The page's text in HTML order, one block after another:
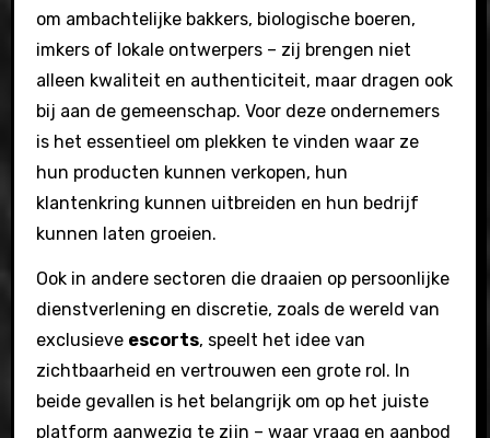
om ambachtelijke bakkers, biologische boeren,
imkers of lokale ontwerpers – zij brengen niet
alleen kwaliteit en authenticiteit, maar dragen ook
bij aan de gemeenschap. Voor deze ondernemers
is het essentieel om plekken te vinden waar ze
hun producten kunnen verkopen, hun
klantenkring kunnen uitbreiden en hun bedrijf
kunnen laten groeien.
Ook in andere sectoren die draaien op persoonlijke
dienstverlening en discretie, zoals de wereld van
exclusieve escorts, speelt het idee van
zichtbaarheid en vertrouwen een grote rol. In
beide gevallen is het belangrijk om op het juiste
platform aanwezig te zijn – waar vraag en aanbod